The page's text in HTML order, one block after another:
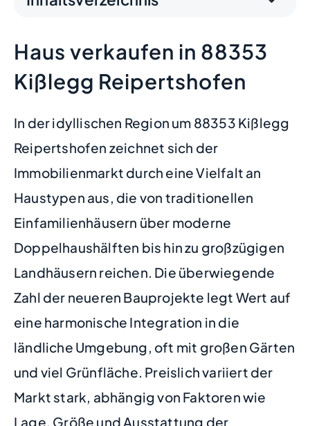
Haus verkaufen in 88353
Kißlegg Reipertshofen
In der idyllischen Region um 88353 Kißlegg
Reipertshofen zeichnet sich der
Immobilienmarkt durch eine Vielfalt an
Haustypen aus, die von traditionellen
Einfamilienhäusern über moderne
Doppelhaushälften bis hin zu großzügigen
Landhäusern reichen. Die überwiegende
Zahl der neueren Bauprojekte legt Wert auf
eine harmonische Integration in die
ländliche Umgebung, oft mit großen Gärten
und viel Grünfläche. Preislich variiert der
Markt stark, abhängig von Faktoren wie
Lage, Größe und Ausstattung der